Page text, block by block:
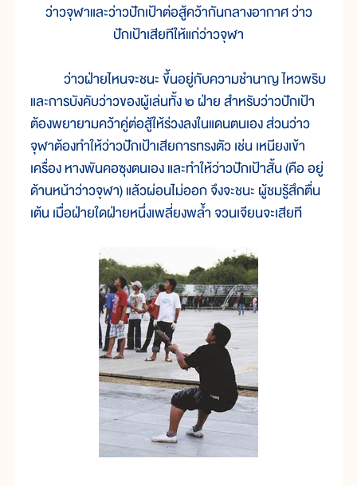
ว่าวจุฬาและว่าวปักเป้าต่อสู้คว้ากันกลางอากาศ ว่าว
ปักเป้าเสียทีให้แก่ว่าวจุฬา
ว่าวฝ่ายไหนจะชนะ ขึ้นอยู่กับความชำนาญ ไหวพริบ
และการบังคับว่าวของผู้เล่นทั้ง ๒ ฝ่าย สำหรับว่าวปักเป้า
ต้องพยายามคว้าคู่ต่อสู้ให้ร่วงลงในแดนตนเอง ส่วนว่าว
จุฬาต้องทำให้ว่าวปักเป้าเสียการทรงตัว เช่น เหนียงเข้า
เครื่อง หางพันคอซุงตนเอง และทำให้ว่าวปักเป้าสั้น (คือ อยู่
ด้านหน้าว่าวจุฬา) แล้วผ่อนไม่ออก จึงจะชนะ ผู้ชมรู้สึกตื่น
เต้น เมื่อฝ่ายใดฝ่ายหนึ่งเพลี่ยงพล้ำ จวนเจียนจะเสียที